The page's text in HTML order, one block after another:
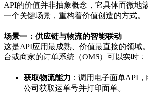
API的价值并非抽象概念，它具体而微地
一个关键场景，重构着价值创造的方式。
场景一：供应链与物流的智能联动
这是API应用最成熟、价值最直接的领域
台或商家的订单系统（OMS）可以实时：
获取物流能力 ：调用电子面单API
公司获取运单号并打印面单。